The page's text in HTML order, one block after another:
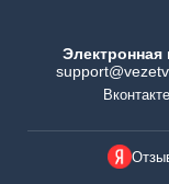
Электронная
Вконтакте